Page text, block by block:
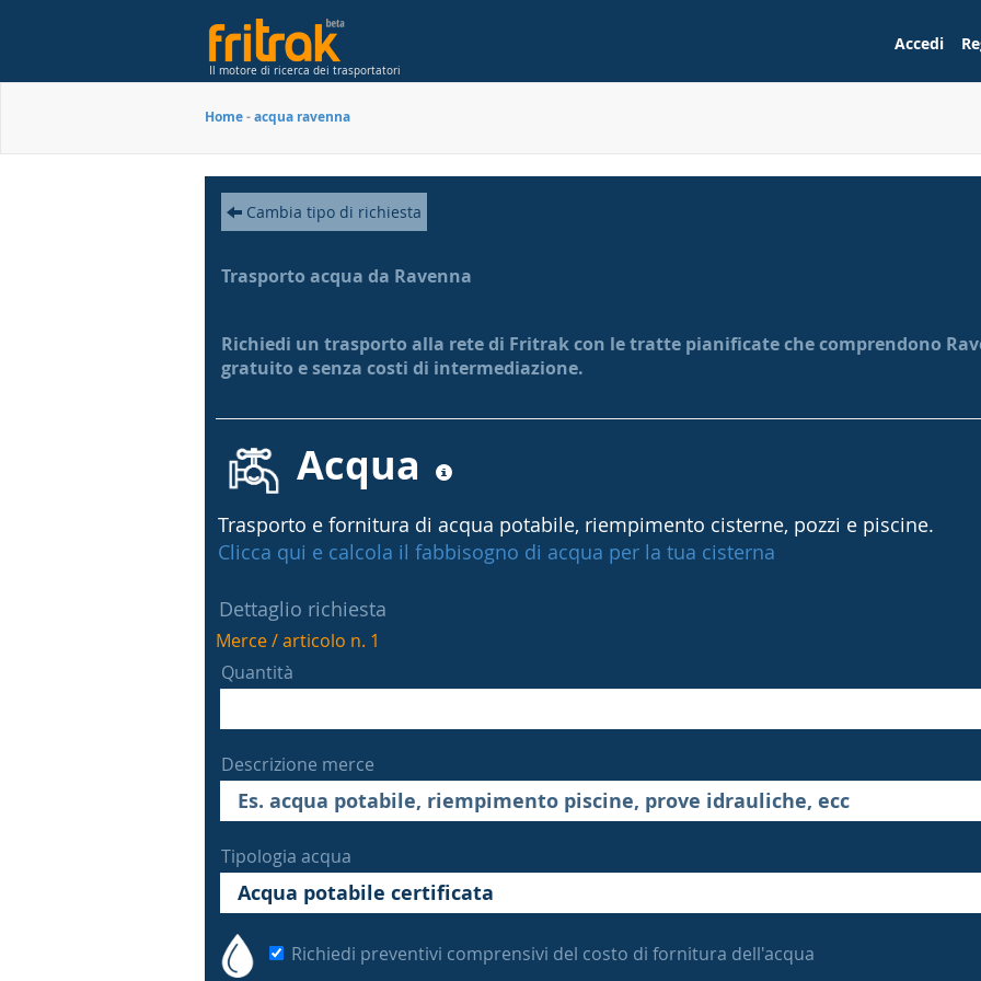
Il motore di ricerca dei trasportatori
Accedi
Home-acqua ravenna
Cambia tipo di richiesta
Trasporto acqua da Ravenna
Richiedi un trasporto alla rete di Fritrak con le tratte pianificate che comprendono
gratuito e senza costi di intermediazione.
Acqua
Trasporto e fornitura di acqua potabile, riempimento cisterne, pozzi e piscine.
Clicca qui e calcola il fabbisogno di acqua per la tua cisterna
Dettaglio richiesta
Merce / articolo n. 1
Quantità
Descrizione merce
Tipologia acqua
Richiedi preventivi comprensivi del costo di fornitura dell'acqua